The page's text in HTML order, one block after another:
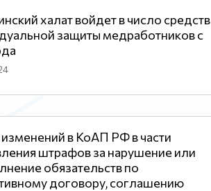
халат войдет в число средств
защиты медработников с
в КоАП РФ в части
штрафов за нарушение или
обязательств по
договору, соглашению